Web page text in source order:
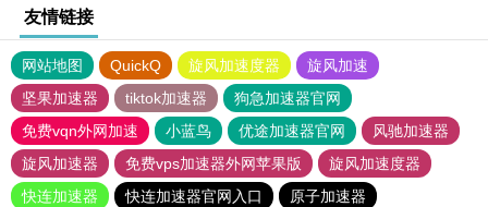
友情链接
网站地图 QuickQ 旋风加速度器
旋风加速
坚果加速器
tiktok加速器
狗急加速器官网
免费vqn外网加速
小蓝鸟 优途加速器官网
风驰加速器
旋风加速器
免费vps加速器外网苹果版
旋风加速度器
快连加速器
快连加速器官网入口
原子加速器